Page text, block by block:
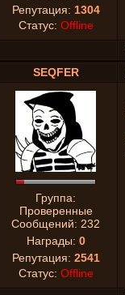
Репутация: 1304
Статус: Offline
SEQFER
Группа:
Проверенные
Сообщений: 232
Награды: 0
Репутация: 2541
Статус: Offline